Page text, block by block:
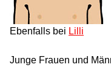
Ebenfalls bei Lilli
Junge Frauen und